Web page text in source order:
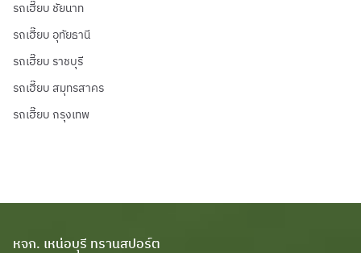
รถเฮี๊ยบ ชัยนาท
รถเฮี๊ยบ อุทัยธานี
รถเฮี๊ยบ ราชบุรี
รถเฮี๊ยบ สมุทรสาคร
รถเฮี๊ยบ กรุงเทพ
หจก. เหน่อบุรี ทรานสปอร์ต